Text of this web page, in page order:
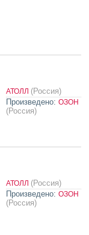
АТОЛЛ (Россия)
Произведено: ОЗОН
(Россия)
АТОЛЛ (Россия)
Произведено: ОЗОН
(Россия)